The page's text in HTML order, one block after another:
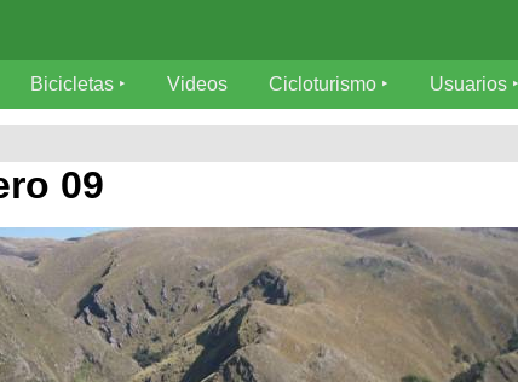
Bicicletas Videos Cicloturismo Usuarios
09